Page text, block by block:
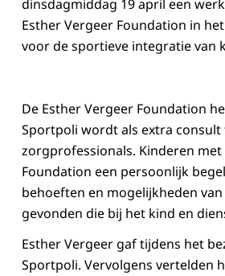
dinsdagmiddag 19 april een
Esther Vergeer Foundation in
voor de sportieve integratie van
De Esther Vergeer Foundation
Sportpoli wordt als extra
zorgprofessionals. Kinderen
Foundation een persoonlijk
behoeften en mogelijkheden
gevonden die bij het kind en
Esther Vergeer gaf tijdens het
Sportpoli. Vervolgens vertelden